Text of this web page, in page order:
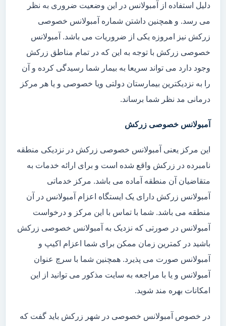
دلیل استفاده از آمبولانس در این وضعیت ضروری به نظر
می رسد. و همچنین داشتن شماره آمبولانس خصوصی
زرکش نیز امروزه یکی از ضروریات می باشد. آمبولانس
خصوصی زرکش با توجه به این که در تمام مناطق زرکش
وجود دارد می تواند سریعا به بیمار شما رسیدگی کرده و آن
را به نزدیکترین بیمارستان دولتی ویا خصوصی و یا هر مرکز
درمانی مد نظر شما برساند.
آمبولانس خصوصی زرکش
این مرکز یعنی آمبولانس خصوصی زرکش در نزدیکی منطقه
نامبرده در زرکش واقع شده است و برای ارائه خدمات به
متقاضیان آن منطقه آماده می باشد. مرکز خدماتی
آمبولانس زرکش دارای یک ایستگاه اعزام آمبولانس در آن
منطقه می باشد. شما با تماس با این مرکز و درخواست
آمبولانس در صورتی که نزدیک به آمبولانس خصوصی زرکش
باشید در کمترین زمان ممکن برای شما اعزام اکیپ و
آمبولانس صورت می پذیرد. همچنین شما با سرچ عنوان
آمبولانس و یا با مراجعه به سایت مذکور می توانید از این
امکانات بهره مند شوید.
در خصوص آمبولانس خصوصی در شهر زرکش باید گفت که